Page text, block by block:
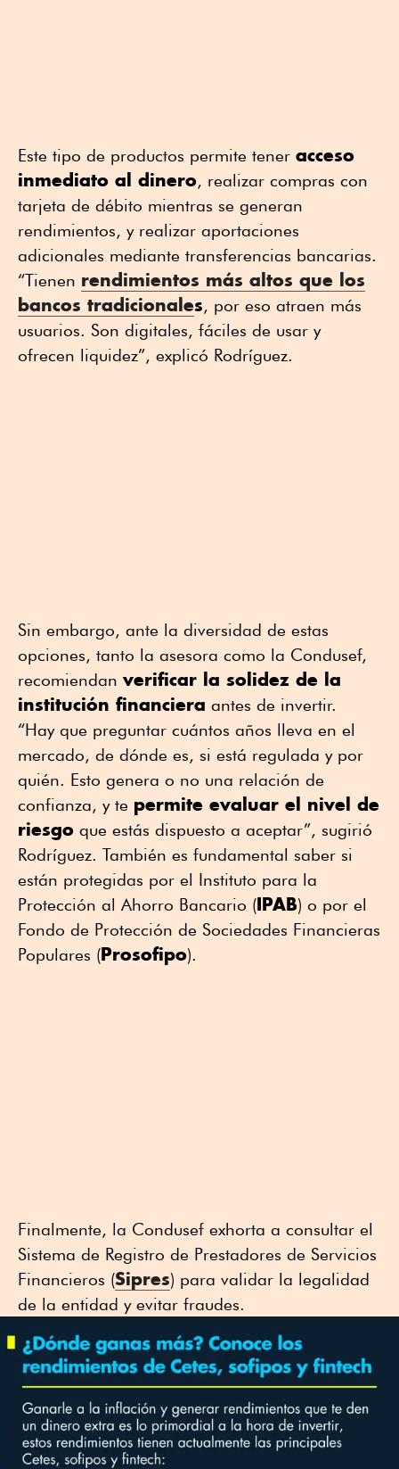
Este tipo de productos permite tener acceso
inmediato al dinero, realizar compras con
tarjeta de débito mientras se generan
rendimientos, y realizar aportaciones
adicionales mediante transferencias bancarias.
“Tienen rendimientos más altos que los
bancos tradicionales, por eso atraen más
usuarios. Son digitales, fáciles de usar y
ofrecen liquidez”, explicó Rodríguez.
Sin embargo, ante la diversidad de estas
opciones, tanto la asesora como la Condusef,
recomiendan verificar la solidez de la
institución financiera antes de invertir.
“Hay que preguntar cuántos años lleva en el
mercado, de dónde es, si está regulada y por
quién. Esto genera o no una relación de
confianza, y te permite evaluar el nivel de
riesgo que estás dispuesto a aceptar”, sugirió
Rodríguez. También es fundamental saber si
están protegidas por el Instituto para la
Protección al Ahorro Bancario (IPAB) o por el
Fondo de Protección de Sociedades Financieras
Populares (Prosofipo).
Finalmente, la Condusef exhorta a consultar el
Sistema de Registro de Prestadores de Servicios
Financieros (Sipres) para validar la legalidad
de la entidad y evitar fraudes.